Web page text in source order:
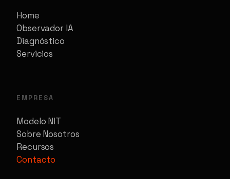
Home
Observador IA
Diagnóstico
Servicios
EMPRESA
Modelo NIT
Sobre Nosotros
Recursos
Contacto